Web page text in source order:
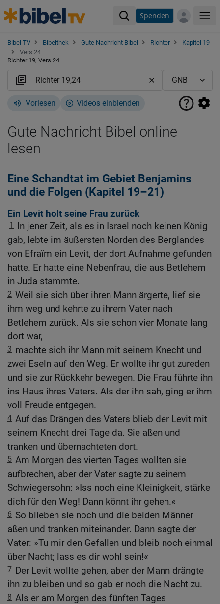
Spenden
Bibel TV Bibelthek Gute Nachricht Bibel Richter
Kapitel 19
Vers 24
Richter 19, Vers 24
Vorlesen Videos einblenden
Gute Nachricht Bibel online
lesen
Eine Schandtat im Gebiet Benjamins
und die Folgen (Kapitel 19–21)
Ein Levit holt seine Frau zurück
1
In jener Zeit, als es in Israel noch keinen König
gab, lebte im äußersten Norden des Berglandes
von Efraïm ein Levit, der dort Aufnahme gefunden
hatte. Er hatte eine Nebenfrau, die aus Betlehem
in Juda stammte.
2 Weil sie sich über ihren Mann ärgerte, lief sie
ihm weg und kehrte zu ihrem Vater nach
Betlehem zurück. Als sie schon vier Monate lang
dort war,
3 machte sich ihr Mann mit seinem Knecht und
zwei Eseln auf den Weg. Er wollte ihr gut zureden
und sie zur Rückkehr bewegen. Die Frau führte ihn
ins Haus ihres Vaters. Als der ihn sah, ging er ihm
voll Freude entgegen.
4 Auf das Drängen des Vaters blieb der Levit mit
seinem Knecht drei Tage da. Sie aßen und
tranken und übernachteten dort.
5 Am Morgen des vierten Tages wollten sie
aufbrechen, aber der Vater sagte zu seinem
Schwiegersohn: »Iss noch eine Kleinigkeit, stärke
dich für den Weg! Dann könnt ihr gehen.«
6 So blieben sie noch und die beiden Männer
aßen und tranken miteinander. Dann sagte der
Vater: »Tu mir den Gefallen und bleib noch einmal
über Nacht; lass es dir wohl sein!«
7 Der Levit wollte gehen, aber der Mann drängte
ihn zu bleiben und so gab er noch die Nacht zu.
8 Als er am Morgen des fünften Tages